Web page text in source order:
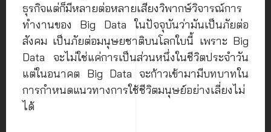
ธุรกิจแต่ก็มีหลายต่อหลายเสียงวิพากษ์วิจารณ์การ
ทำงานของ Big Data ในปัจจุบันว่ามันเป็นภัยต่อ
สังคม เป็นภัยต่อมนุษยชาติบนโลกใบนี้ เพราะ Big
Data จะ​​ไม่ใช่แค่การเป็นส่วนหนึ่งในชีวิตประจำวัน
แต่ในอนาคต Big Data จะก้าวเข้ามามีบทบาทใน
การกำหนดแนวทางการใช้ชีวิตมนุษย์อย่างเลี่ยงไม่
ได้